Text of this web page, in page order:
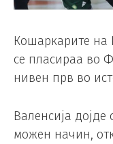
Кошаркарите на
се пласираа во
нивен прв во
Валенсија
можен начин,